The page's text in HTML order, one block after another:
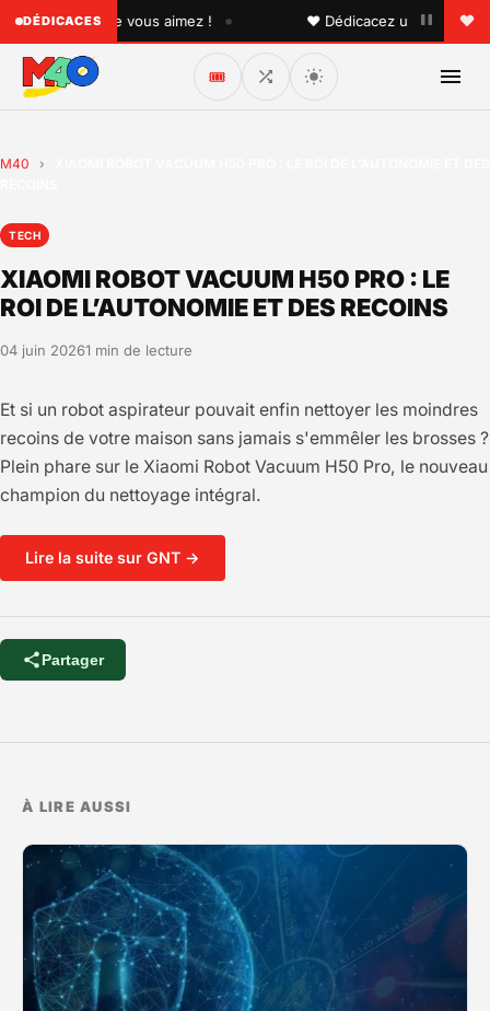
DÉDICACESque vous aimez ! • ♥ Dédicacez un titre à vos
🎟️
M40 ›
TECH
XIAOMI ROBOT VACUUM H50 PRO : LE
ROI DE L’AUTONOMIE ET DES RECOINS
04 juin 20261 min de lecture
Et si un robot aspirateur pouvait enfin nettoyer les moindres
recoins de votre maison sans jamais s'emmêler les brosses ?
Plein phare sur le Xiaomi Robot Vacuum H50 Pro, le nouveau
champion du nettoyage intégral.
Lire la suite sur GNT →
Partager
À LIRE AUSSI